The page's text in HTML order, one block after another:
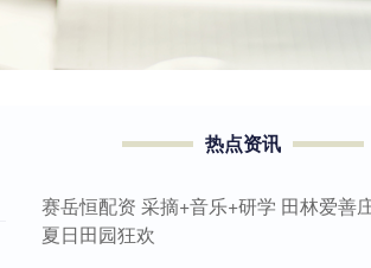
热点资讯
赛岳恒配资 采摘+音乐+研学 田林爱善
夏日田园狂欢